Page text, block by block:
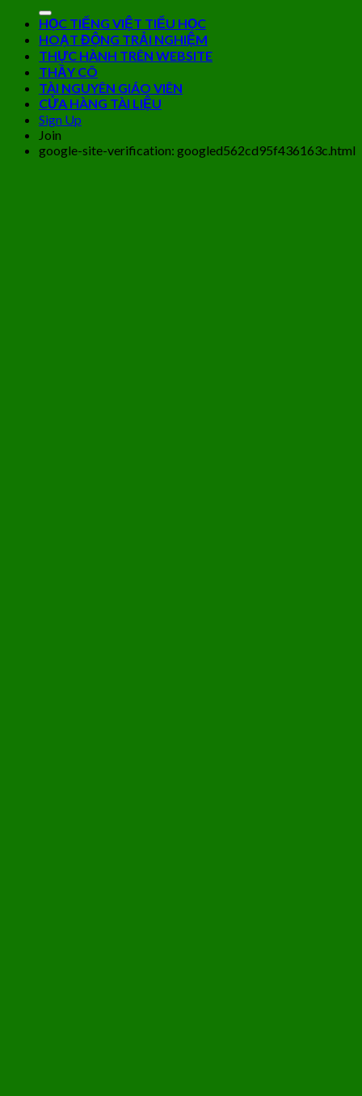
HỌC TIẾNG VIỆT TIỂU HỌC
HOẠT ĐỘNG TRẢI NGHIỆM
THỰC HÀNH TRÊN WEBSITE
THẦY CÔ
TÀI NGUYÊN GIÁO VIÊN
CỬA HÀNG TÀI LIỆU
Sign Up
Join
google-site-verification: googled562cd95f436163c.html